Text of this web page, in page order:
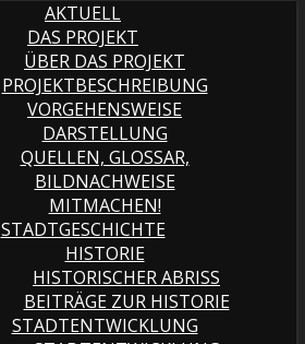
AKTUELL
DAS PROJEKT
ÜBER DAS PROJEKT
PROJEKTBESCHREIBUNG
VORGEHENSWEISE
DARSTELLUNG
QUELLEN, GLOSSAR,
BILDNACHWEISE
MITMACHEN!
STADTGESCHICHTE
HISTORIE
HISTORISCHER ABRISS
BEITRÄGE ZUR HISTORIE
STADTENTWICKLUNG